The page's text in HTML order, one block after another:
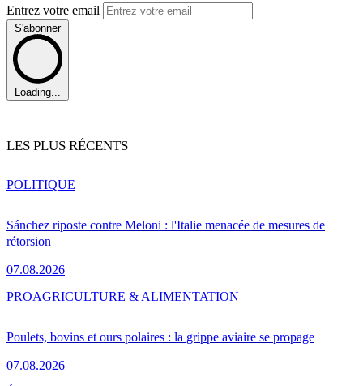
Entrez votre email
S'abonner
Loading...
LES PLUS RÉCENTS
Sánchez riposte contre Meloni : l'Italie menacée de mesures de
rétorsion
07.08.2026
POLITIQUE
Poulets, bovins et ours polaires : la grippe aviaire se propage
07.08.2026
PROAGRICULTURE & ALIMENTATION